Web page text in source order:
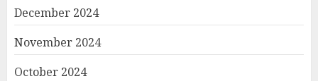
December 2024
November 2024
October 2024